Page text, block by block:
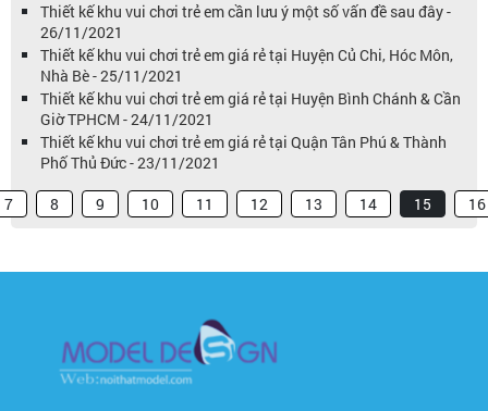
Thiết kế khu vui chơi trẻ em cần lưu ý một số vấn đề sau đây -
26/11/2021
Thiết kế khu vui chơi trẻ em giá rẻ tại Huyện Củ Chi, Hóc Môn,
Nhà Bè - 25/11/2021
Thiết kế khu vui chơi trẻ em giá rẻ tại Huyện Bình Chánh & Cần
Giờ TPHCM - 24/11/2021
Thiết kế khu vui chơi trẻ em giá rẻ tại Quận Tân Phú & Thành
Phố Thủ Đức - 23/11/2021
7 8 9 10 11 12 13 14 15 16